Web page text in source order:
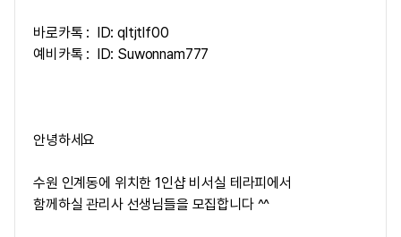
바로카톡 : ID: qltjtlf00
예비카톡 : ID: Suwonnam777
안녕하세요
수원 인계동에 위치한 1인샵 비서실 테라피에서
함께하실 관리사 선생님들을 모집합니다 ^^